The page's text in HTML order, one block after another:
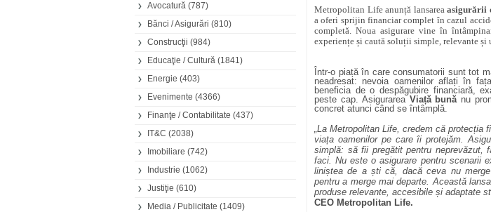
Avocatură (787)
Bănci / Asigurări (810)
Construcţii (984)
Educaţie / Cultură (1841)
Energie (403)
Evenimente (4366)
Finanţe / Contabilitate (437)
IT&C (2038)
Imobiliare (742)
Industrie (1062)
Justiţie (610)
Media / Publicitate (1409)
Metropolitan Life anunță lansareaasigurării
a oferi sprijin financiar complet în cazul
completă. Noua asigurare vine în
experiențe și caută soluții simple, relevante și
Într-o piață în care consumatorii sunt tot
neadresat: nevoia oamenilor aflați în
beneficia de o despăgubire financiară,
peste cap. Asigurarea Viață bunănu
concret atunci când se întâmplă.
„La Metropolitan Life, credem că protecția
viața oamenilor pe care îi protejăm.
simplă: să fii pregătit pentru
faci. Nu este o asigurare pentru scenarii
liniștea de a ști că, dacă ceva nu
pentru a merge mai departe. Această
produse relevante, accesibile și adaptate
CEO Metropolitan Life.